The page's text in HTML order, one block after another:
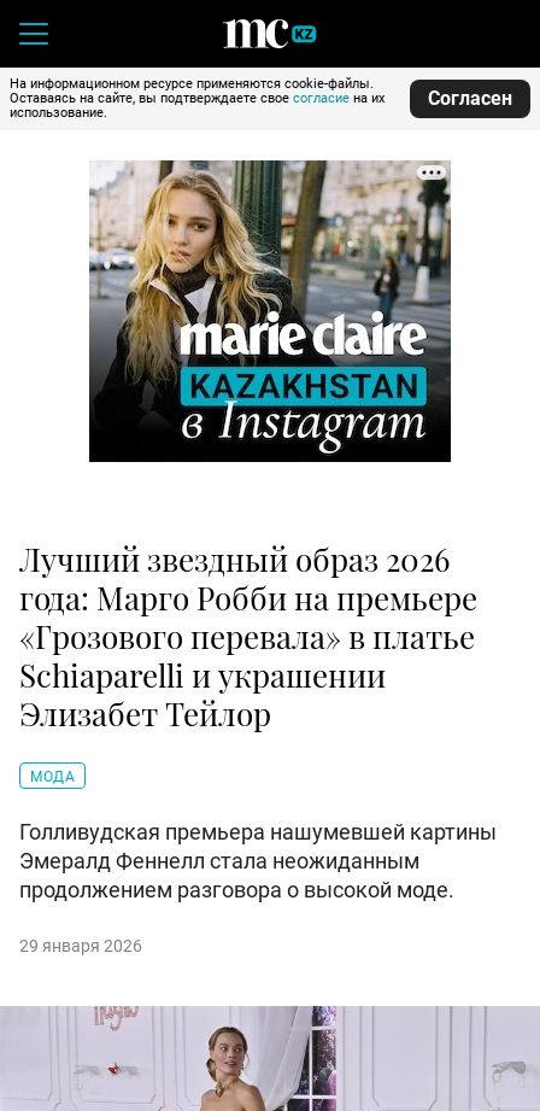
На информационном ресурсе применяются cookie-файлы.
Оставаясь на сайте, вы подтверждаете свое согласие на их
использование.
Согласен
Лучший звездный образ 2026
года: Марго Робби на премьере
«Грозового перевала» в платье
Schiaparelli и украшении
Элизабет Тейлор
МОДА
Голливудская премьера нашумевшей картины
Эмералд Феннелл стала неожиданным
продолжением разговора о высокой моде.
29 января 2026